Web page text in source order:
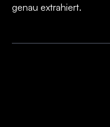
genau extrahiert.